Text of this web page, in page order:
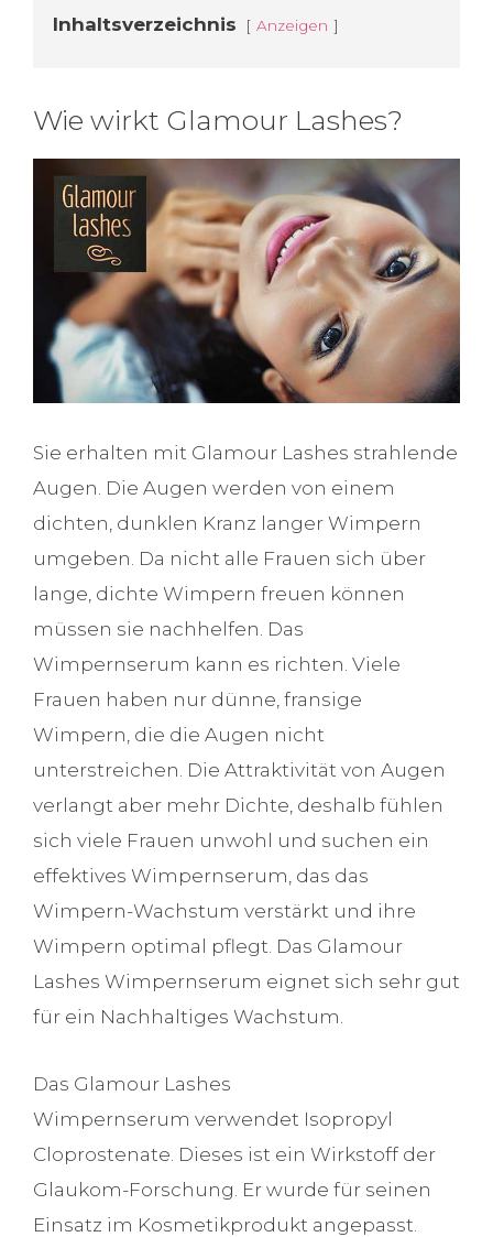
Inhaltsverzeichnis Anzeigen
Wie wirkt Glamour Lashes?
Sie erhalten mit Glamour Lashes strahlende
Augen. Die Augen werden von einem
dichten, dunklen Kranz langer Wimpern
umgeben. Da nicht alle Frauen sich über
lange, dichte Wimpern freuen können
müssen sie nachhelfen. Das
Wimpernserum kann es richten. Viele
Frauen haben nur dünne, fransige
Wimpern, die die Augen nicht
unterstreichen. Die Attraktivität von Augen
verlangt aber mehr Dichte, deshalb fühlen
sich viele Frauen unwohl und suchen ein
effektives Wimpernserum, das das
Wimpern-Wachstum verstärkt und ihre
Wimpern optimal pflegt. Das Glamour
Lashes Wimpernserum eignet sich sehr gut
für ein Nachhaltiges Wachstum.
Das Glamour Lashes
Wimpernserum verwendet Isopropyl
Cloprostenate. Dieses ist ein Wirkstoff der
Glaukom-Forschung. Er wurde für seinen
Einsatz im Kosmetikprodukt angepasst.